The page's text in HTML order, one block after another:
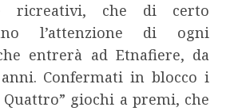
ricreativi, che di certo
l’attenzione di ogni
entrerà ad Etnafiere, da
Confermati in blocco i
Quattro” giochi a premi, che